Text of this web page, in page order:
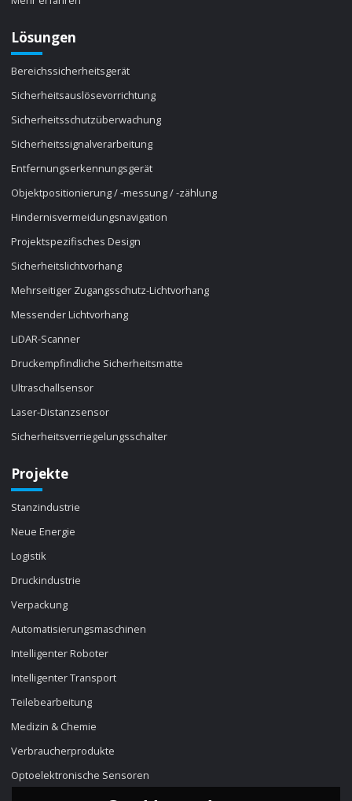
Lösungen
Bereichssicherheitsgerät
Sicherheitsauslösevorrichtung
Sicherheitsschutzüberwachung
Sicherheitssignalverarbeitung
Entfernungserkennungsgerät
Objektpositionierung / -messung / -zählung
Hindernisvermeidungsnavigation
Projektspezifisches Design
Sicherheitslichtvorhang
Mehrseitiger Zugangsschutz-Lichtvorhang
Messender Lichtvorhang
LiDAR-Scanner
Druckempfindliche Sicherheitsmatte
Ultraschallsensor
Laser-Distanzsensor
Sicherheitsverriegelungsschalter
Projekte
Stanzindustrie
Neue Energie
Logistik
Druckindustrie
Verpackung
Automatisierungsmaschinen
Intelligenter Roboter
Intelligenter Transport
Teilebearbeitung
Medizin & Chemie
Verbraucherprodukte
Optoelektronische Sensoren